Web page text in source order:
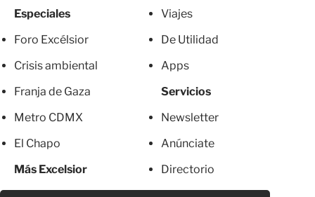
Especiales
Foro Excélsior
Crisis ambiental
Franja de Gaza
Metro CDMX
El Chapo
Más Excelsior
Viajes
De Utilidad
Apps
Servicios
Newsletter
Anúnciate
Directorio